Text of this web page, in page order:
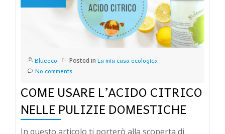
Blueeco Posted in La mia casa ecologica
No comments
COME USARE L’ACIDO CITRICO
NELLE PULIZIE DOMESTICHE
In questo articolo ti porterò alla scoperta di